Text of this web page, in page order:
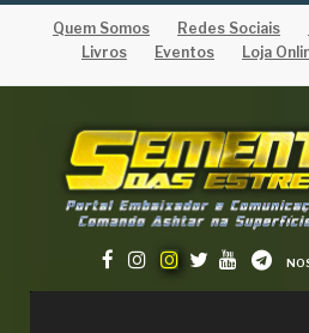
Quem Somos Redes Sociais
Livros
Eventos Loja